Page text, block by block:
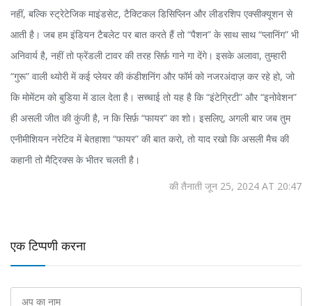
नहीं, बल्कि स्ट्रेटेजिक माइंडसेट, टैक्टिकल डिसिप्लिन और लीडरशिप एक्सीक्यूशन से
आती है। जब हम इंडियन टैबलेट पर बात करते हैं तो “पैशन” के साथ साथ “प्लानिंग” भी
अनिवार्य है, नहीं तो फ्रेंडली टावर की तरह सिर्फ़ गाने गा देंगे। इसके अलावा, तुम्हारी
“गुरू” वाली थ्योरी में कई प्लेयर की कंडीशनिंग और फॉर्म को नजरअंदाज़ कर रहे हो, जो
कि मोमेंटम को बुडिया में डाल देता है। सच्चाई तो यह है कि “इंटेग्रिटी” और “इनोवेशन”
ही असली जीत की कुंजी है, न कि सिर्फ़ “फायर” का शो। इसलिए, अगली बार जब तुम
एनीमीशियन नरेटिव में बेतहाशा “फायर” की बात करो, तो याद रखो कि असली मैच की
कहानी तो मैट्रिक्स के भीतर चलती है।
की तैनाती जून 25, 2024 AT 20:47
एक टिप्पणी करना